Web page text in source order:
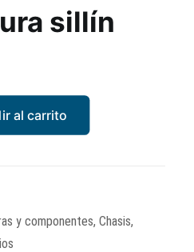
sillín
al carrito
y componentes, Chasis,